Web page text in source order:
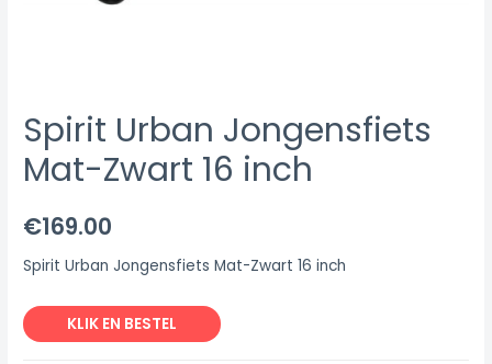
Spirit Urban Jongensfiets
Mat-Zwart 16 inch
€169.00
Spirit Urban Jongensfiets Mat-Zwart 16 inch
KLIK EN BESTEL